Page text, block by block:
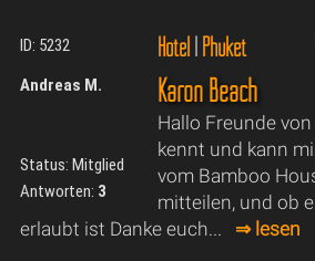
ID: 5232 Hotel|Phuket
Andreas M.
Status: Mitglied
Antworten: 3
Karon Beach
Hallo Freunde
kennt und kann
vom Bamboo
mitteilen, und ob
erlaubt ist Danke euch... ⇒ lesen